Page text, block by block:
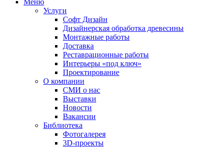
Меню
Услуги
Софт Дизайн
Дизайнерская обработка древесины
Монтажные работы
Доставка
Реставрационные работы
Интерьеры «под ключ»
Проектирование
О компании
СМИ о нас
Выставки
Новости
Вакансии
Библиотека
Фотогалерея
3D-проекты